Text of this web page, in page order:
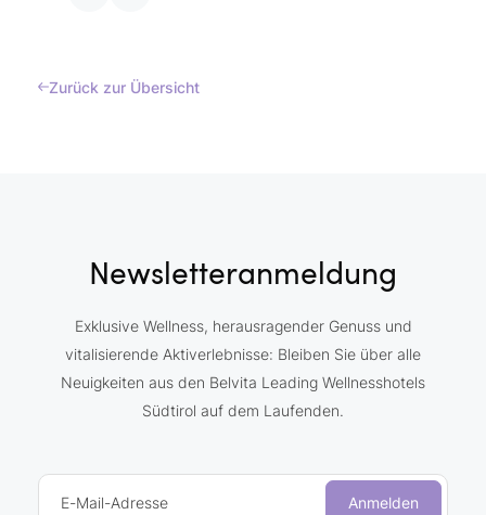
Zurück zur Übersicht
Newsletteranmeldung
Exklusive Wellness, herausragender Genuss und
vitalisierende Aktiverlebnisse: Bleiben Sie über alle
Neuigkeiten aus den Belvita Leading Wellnesshotels
Südtirol auf dem Laufenden.
E-Mail-Adresse Anmelden